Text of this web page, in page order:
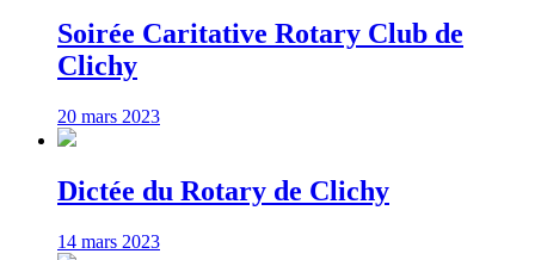
Soirée Caritative Rotary Club de
Clichy
20 mars 2023
Dictée du Rotary de Clichy
14 mars 2023